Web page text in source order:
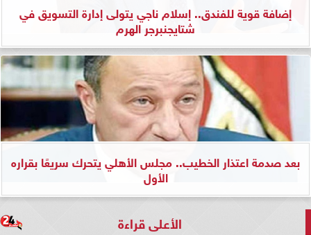
إضافة قوية للفندق.. إسلام ناجي يتولى إدارة التسويق في
شتايجنبرجر الهرم
بعد صدمة اعتذار الخطيب.. مجلس الأهلي يتحرك سريعًا بقراره
الأول
الأعلى قراءة